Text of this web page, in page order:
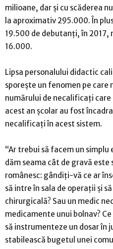
milioane, dar şi cu scăderea
la aproximativ 295.000. În
19.500 de debutanţi, în 2017,
16.000.
Lipsa personalului didactic
sporeşte un fenomen pe care
numărului de necalificaţi care
acest an şcolar au fost
necalificaţi în acest sistem.
“Ar trebui să facem un
dăm seama cât de gravă
românesc: gândiţi-vă ce ar
să intre în sala de operaţii şi
chirurgicală? Sau un medic
medicamente unui bolnav?
să instrumenteze un dosar în
stabilească bugetul unei